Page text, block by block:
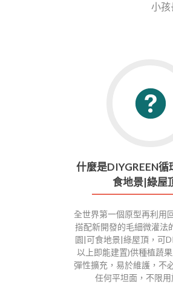
小孩
什麼是DIYGREEN
食地景|綠屋
全世界第一個原型再利用
搭配新開發的毛細微灌法
園|可食地景|綠屋頂，可
以上即能建置)供種植蔬
彈性擴充，易於維護，不
任何平坦面，不限用